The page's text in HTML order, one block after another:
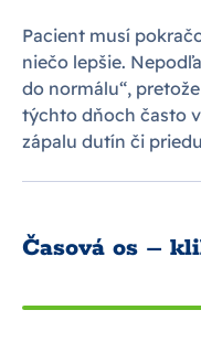
Pacient musí
niečo lepšie.
do normálu“,
týchto dňoch často
zápalu dutín či
Časová os –